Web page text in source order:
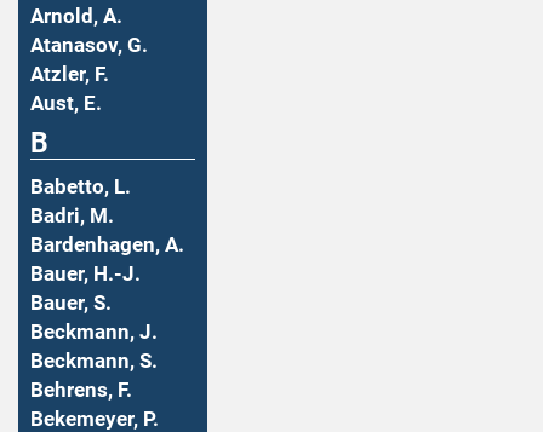
Arnold, A.
Atanasov, G.
Atzler, F.
Aust, E.
B
Babetto, L.
Badri, M.
Bardenhagen, A.
Bauer, H.-J.
Bauer, S.
Beckmann, J.
Beckmann, S.
Behrens, F.
Bekemeyer, P.